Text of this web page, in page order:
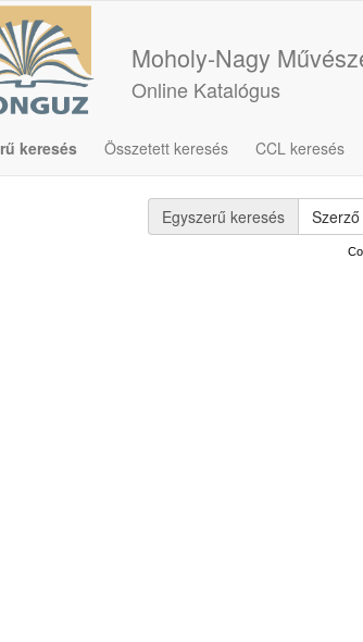
Moholy-Nagy
Online Katalógus
keresés Összetett keresés CCL keresés
Egyszerű keresés Szerző